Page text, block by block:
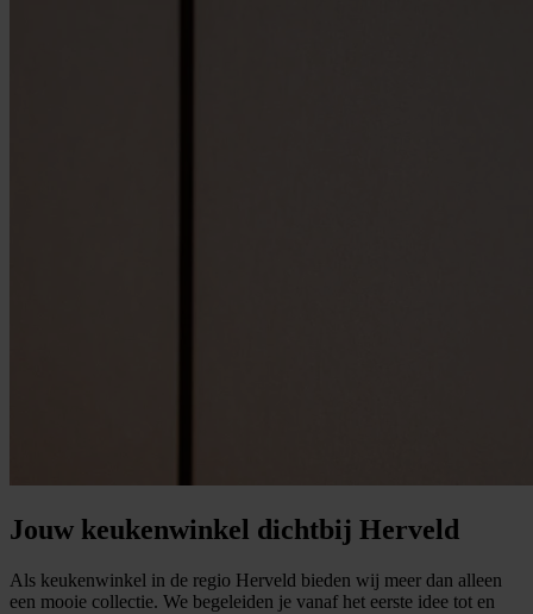
Jouw keukenwinkel dichtbij Herveld
Als keukenwinkel in de regio Herveld bieden wij meer dan alleen
een mooie collectie. We begeleiden je vanaf het eerste idee tot en